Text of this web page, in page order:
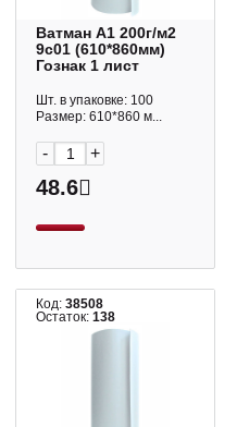
Ватман А1 200г/м2
9с01 (610*860мм)
Гознак 1 лист
Шт. в упаковке: 100
Размер: 610*860 м...
- +
48.6
Код:38508
Остаток:138